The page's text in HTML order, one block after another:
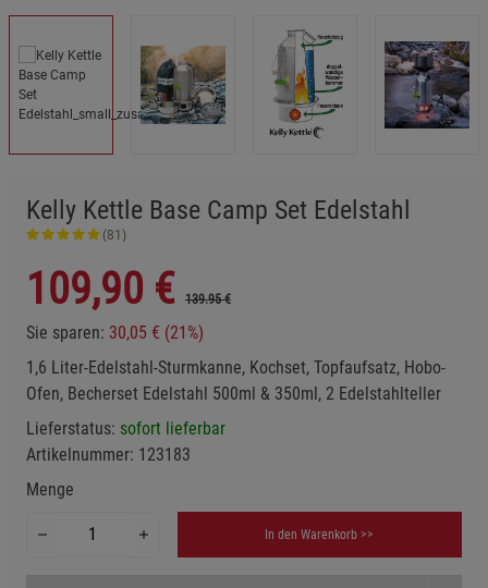
Kelly Kettle Base Camp Set Edelstahl
(81)
109,90 € 139.95 €
Sie sparen: 30,05 € (21%)
1,6 Liter-Edelstahl-Sturmkanne, Kochset, Topfaufsatz, Hobo-
Ofen, Becherset Edelstahl 500ml & 350ml, 2 Edelstahlteller
Lieferstatus: sofort lieferbar
Artikelnummer: 123183
Menge
In den Warenkorb >>